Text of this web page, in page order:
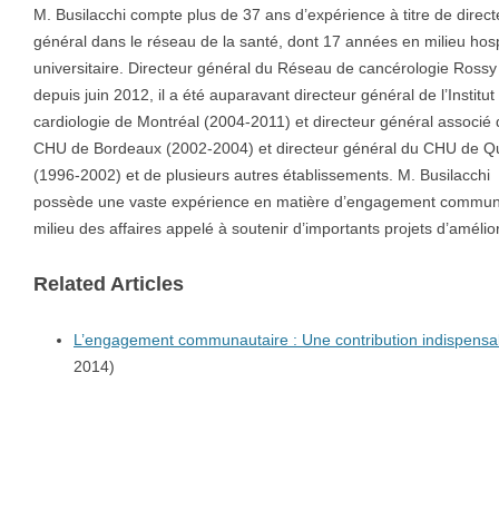
M. Busilacchi compte plus de 37 ans d’expérience à titre de
général dans le réseau de la santé, dont 17 années en milieu
universitaire. Directeur général du Réseau de cancérologie Rossy
depuis juin 2012, il a été auparavant directeur général de l’Institut
cardiologie de Montréal (2004-2011) et directeur général associé
CHU de Bordeaux (2002-2004) et directeur général du CHU de
(1996-2002) et de plusieurs autres établissements. M. Busilacchi
possède une vaste expérience en matière d’engagement
milieu des affaires appelé à soutenir d’importants projets
Related Articles
L’engagement communautaire : Une contribution
2014)